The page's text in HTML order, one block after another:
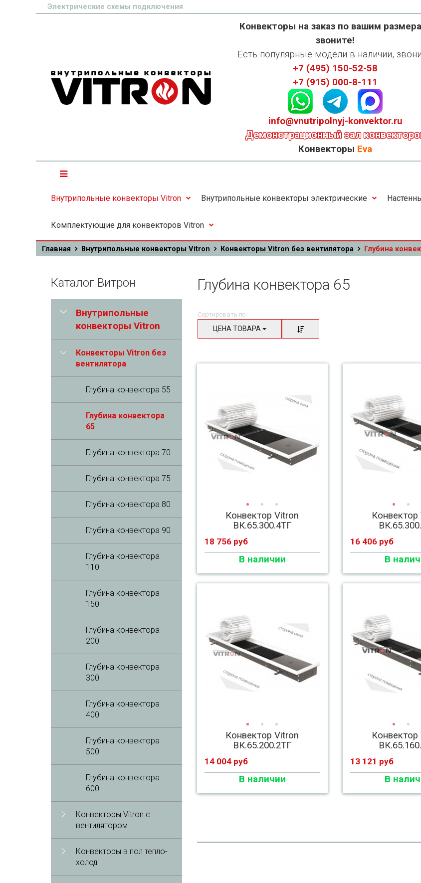
Электрические схемы подключения
Конвекторы на заказ по вашим
звоните!
Есть популярные модели в наличии,
+7 (495) 150-52-58
+7 (915) 000-8-111
info@vnutripolnyj-konvektor.ru
Демонстрационный зал
Конвекторы Eva
Внутрипольные конвекторы Vitron Внутрипольные конвекторы электрические
Комплектующие для конвекторов Vitron
Главная Внутрипольные конвекторы Vitron Конвекторы Vitron без вентилятора Глубина
Глубина конвектора 65
Сортировать по:
ЦЕНА ТОВАРА
Конвектор Vitron
ВК.65.300.4ТГ
18 756 руб
В наличии
Конвектор
16 406 руб
В
Конвектор Vitron
ВК.65.200.2ТГ
14 004 руб
В наличии
Конвектор
13 121 руб
В
Каталог Витрон
Внутрипольные
конвекторы Vitron
Конвекторы Vitron без
вентилятора
Глубина конвектора 55
Глубина конвектора
65
Глубина конвектора 70
Глубина конвектора 75
Глубина конвектора 80
Глубина конвектора 90
Глубина конвектора
110
Глубина конвектора
150
Глубина конвектора
200
Глубина конвектора
300
Глубина конвектора
400
Глубина конвектора
500
Глубина конвектора
600
Конвекторы Vitron с
вентилятором
Конвекторы в пол тепло-
холод